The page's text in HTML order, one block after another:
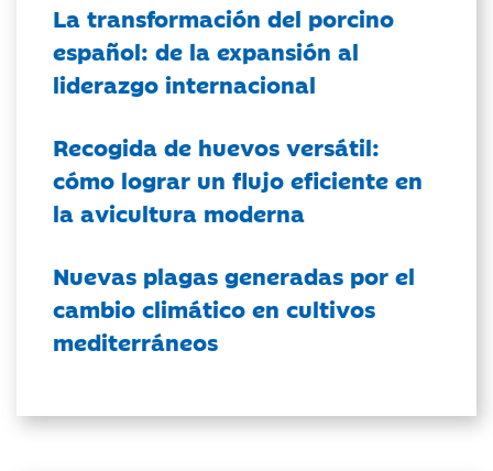
La transformación del porcino
español: de la expansión al
liderazgo internacional
Recogida de huevos versátil:
cómo lograr un flujo eficiente en
la avicultura moderna
Nuevas plagas generadas por el
cambio climático en cultivos
mediterráneos